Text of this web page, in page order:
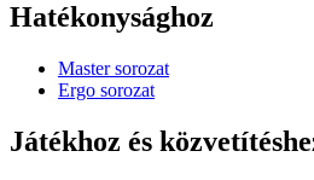
Hatékonysághoz
Master sorozat
Ergo sorozat
Játékhoz és